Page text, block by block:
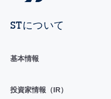
STについて
基本情報
投資家情報（IR）